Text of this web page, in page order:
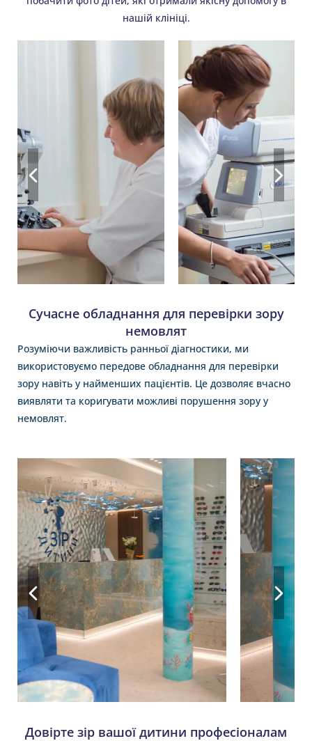
нашій клініці.
Сучасне обладнання для перевірки зору
немовлят
Розуміючи важливість ранньої діагностики, ми
використовуємо передове обладнання для перевірки
зору навіть у найменших пацієнтів. Це дозволяє вчасно
виявляти та коригувати можливі порушення зору у
немовлят.
Довірте зір вашої дитини професіоналам